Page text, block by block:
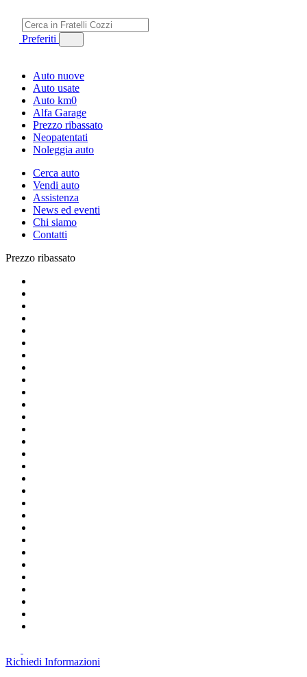
Preferiti
Auto nuove
Auto usate
Auto km0
Alfa Garage
Prezzo ribassato
Neopatentati
Noleggia auto
Cerca auto
Vendi auto
Assistenza
News ed eventi
Chi siamo
Contatti
Prezzo ribassato
Richiedi Informazioni